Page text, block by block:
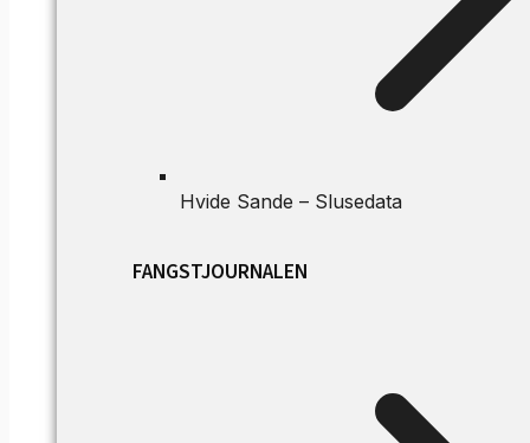
Hvide Sande – Slusedata
FANGSTJOURNALEN